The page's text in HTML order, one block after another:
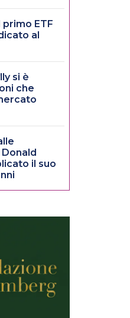
primo ETF
al
si è
che
il suo